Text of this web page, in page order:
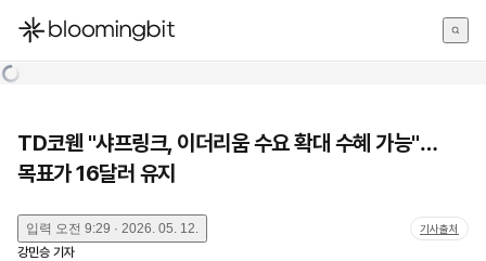
한국어
TD코웬 "샤프링크, 이더리움 수요 확대 수혜 가능"…
목표가 16달러 유지
입력 오전 9:29 · 2026. 05. 12. 기사출처
강민승 기자